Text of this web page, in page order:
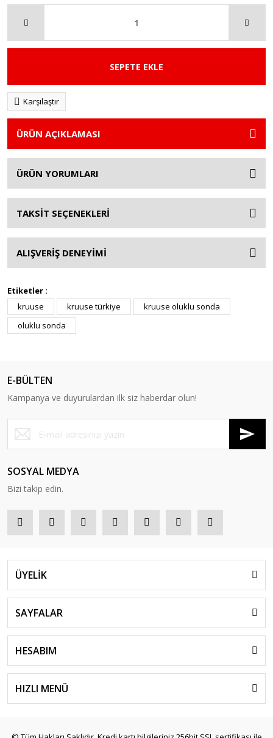
SEPETE EKLE
Karşılaştır
ÜRÜN AÇIKLAMASI
ÜRÜN YORUMLARI
TAKSİT SEÇENEKLERİ
ALIŞVERİŞ DENEYİMİ
Etiketler :
kruuse
kruuse türkiye
kruuse oluklu sonda
oluklu sonda
E-BÜLTEN
Kampanya ve duyurulardan ilk siz haberdar olun!
SOSYAL MEDYA
Bizi takip edin.
ÜYELİK
SAYFALAR
HESABIM
HIZLI MENÜ